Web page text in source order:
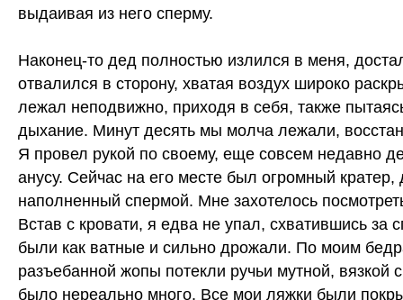
выдаивая из него сперму.
Наконец-то дед полностью излился в меня,
отвалился в сторону, хватая воздух широко
лежал неподвижно, приходя в себя, также
дыхание. Минут десять мы молча лежали,
Я провел рукой по своему, еще совсем недавно
анусу. Сейчас на его месте был огромный кратер,
наполненный спермой. Мне захотелось
Встав с кровати, я едва не упал, схватившись за
были как ватные и сильно дрожали. По моим
разъебанной жопы потекли ручьи мутной, вязкой
было нереально много. Все мои ляжки были